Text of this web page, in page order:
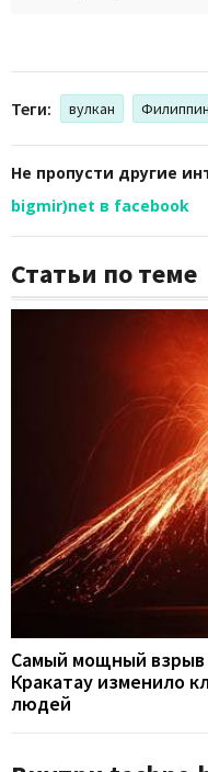
Теги: вулкан
Не пропусти другие
bigmir)net в facebook
Статьи по теме
Самый мощный взрыв
Кракатау изменило
людей